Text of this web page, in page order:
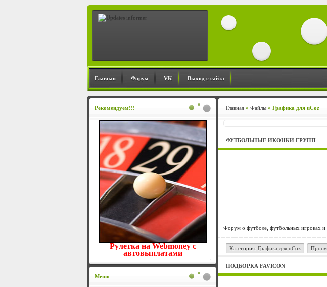
Главная Форум VK Выход с сайта
Главная » Файлы » Графика для uCoz
ФУТБОЛЬНЫЕ ИКОНКИ ГРУПП
Форум о футболе, футбольных игроках и
Категория: Графика для uCoz
ПОДБОРКА FAVICON
Рекомендуем!!!
Рулетка на Webmoney с
автовыплатами
Меню